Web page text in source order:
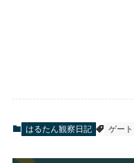
はるたん観察日記 ゲート